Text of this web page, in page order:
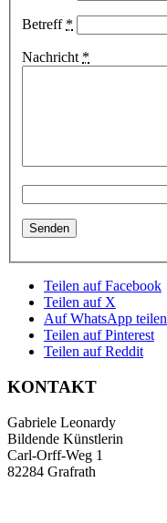
Betreff *
Nachricht *
Teilen auf Facebook
Teilen auf X
Auf WhatsApp teilen
Teilen auf Pinterest
Teilen auf Reddit
KONTAKT
Gabriele Leonardy
Bildende Künstlerin
Carl-Orff-Weg 1
82284 Grafrath